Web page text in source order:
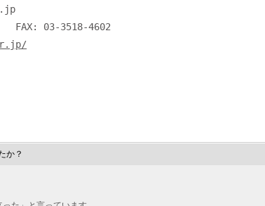
か？